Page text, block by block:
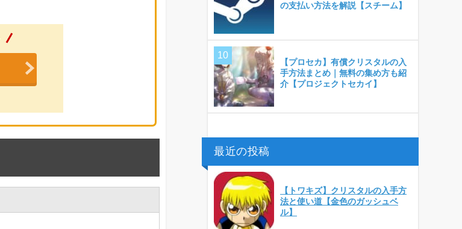
の支払い方法を解説【スチーム】
【プロセカ】有償クリスタルの入
手方法まとめ｜無料の集め方も紹
介【プロジェクトセカイ】
最近の投稿
【トワキズ】クリスタルの入手方
法と使い道【金色のガッシュベ
ル】